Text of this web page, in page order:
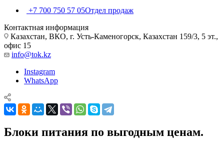
+7 700 750 57 05Отдел продаж
Контактная информация
Казахстан, ВКО, г. Усть-Каменогорск, Казахстан 159/3, 5 эт.,
офис 15
info@tok.kz
Instagram
WhatsApp
Блоки питания по выгодным ценам.